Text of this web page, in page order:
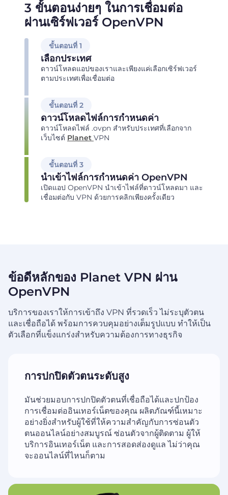
3 ขั้นตอนง่ายๆ ในการเชื่อมต่อ
ผ่านเซิร์ฟเวอร์ OpenVPN
ขั้นตอนที่ 1
เลือกประเทศ
ดาวน์โหลดแอปของเราและเพียงแค่เลือกเซิร์ฟเวอร์
ตามประเทศเพื่อเชื่อมต่อ
ขั้นตอนที่ 2
ดาวน์โหลดไฟล์การกำหนดค่า
ดาวน์โหลดไฟล์ .ovpn สำหรับประเทศที่เลือกจาก
เว็บไซต์ Planet VPN
ขั้นตอนที่ 3
นำเข้าไฟล์การกำหนดค่า OpenVPN
เปิดแอป OpenVPN นำเข้าไฟล์ที่ดาวน์โหลดมา และ
เชื่อมต่อกับ VPN ด้วยการคลิกเพียงครั้งเดียว
ข้อดีหลักของ Planet VPN ผ่าน
OpenVPN
บริการของเราให้การเข้าถึง VPN ที่รวดเร็ว ไม่ระบุตัวตน
และเชื่อถือได้ พร้อมการควบคุมอย่างเต็มรูปแบบ ทำให้เป็น
ตัวเลือกที่แข็งแกร่งสำหรับความต้องการทางธุรกิจ
การปกปิดตัวตนระดับสูง
มันช่วยมอบการปกปิดตัวตนที่เชื่อถือได้และปกป้อง
การเชื่อมต่ออินเทอร์เน็ตของคุณ ผลิตภัณฑ์นี้เหมาะ
อย่างยิ่งสำหรับผู้ใช้ที่ให้ความสำคัญกับการซ่อนตัว
ตนออนไลน์อย่างสมบูรณ์ ซ่อนตัวจากผู้ติดตาม ผู้ให้
บริการอินเทอร์เน็ต และการสอดส่องดูแล ไม่ว่าคุณ
จะออนไลน์ที่ไหนก็ตาม